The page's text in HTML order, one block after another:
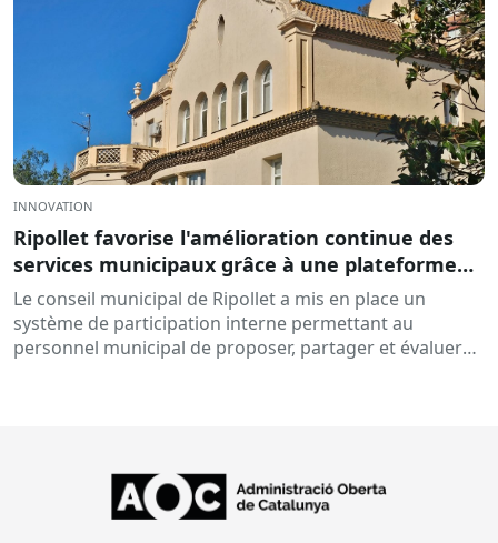
INNOVATION
Ripollet favorise l'amélioration continue des
services municipaux grâce à une plateforme
collaborative d'idées : DigiCanvis
Le conseil municipal de Ripollet a mis en place un
système de participation interne permettant au
personnel municipal de proposer, partager et évaluer